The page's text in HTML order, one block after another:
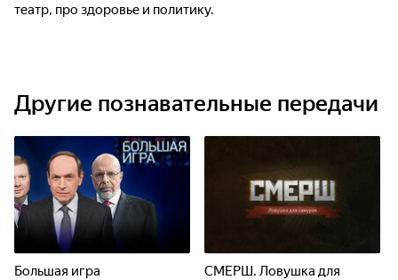
театр, про здоровье и политику.
Другие познавательные передачи
Большая игра
СМЕРШ. Ловушка для